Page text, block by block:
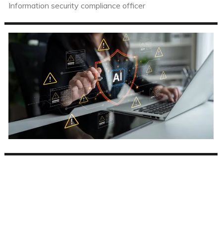
Information security compliance officer